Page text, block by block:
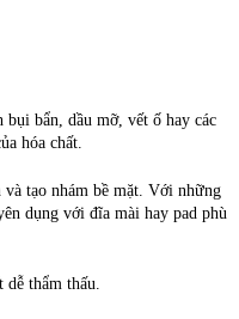
bụi bẩn, dầu mỡ, vết ố hay các
hóa chất.
tạo nhám bề mặt. Với những
dụng với đĩa mài hay pad phù
thẩm thấu.